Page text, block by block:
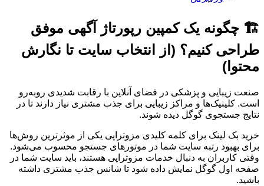
🏗️ چگونه یک کمپین رپورتاژ آگهی موفق
طراحی کنیم؟ (از انتخاب سایت تا نگارش
محتوا)
صنعت زیبایی و پزشکی در فضای آنلاین با رقابت شدیدی روبه‌رو
است. کلینیک‌ها و مراکز زیبایی برای جذب مشتری نیاز دارند تا در
نتایج جستجوی گوگل دیده شوند.
خرید بک لینک برای کلمه کلیدی مزوتراپی یکی از موثرترین روش‌ها
برای بهبود رتبه سایت شما در موتورهای جستجو محسوب می‌شود.
وقتی کاربران به دنبال خدمات مزوتراپی هستند، باید سایت شما در
صفحه اول گوگل نمایش داده شود تا شانس جذب مشتری داشته
باشید.